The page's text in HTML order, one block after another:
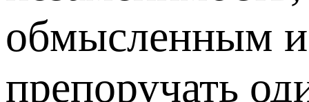
обмысленным и
препоручать